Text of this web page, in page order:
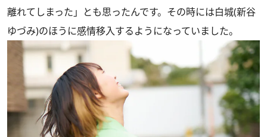
離れてしまった」とも思ったんです。その時には白城(新谷
ゆづみ)のほうに感情移入するようになっていました。